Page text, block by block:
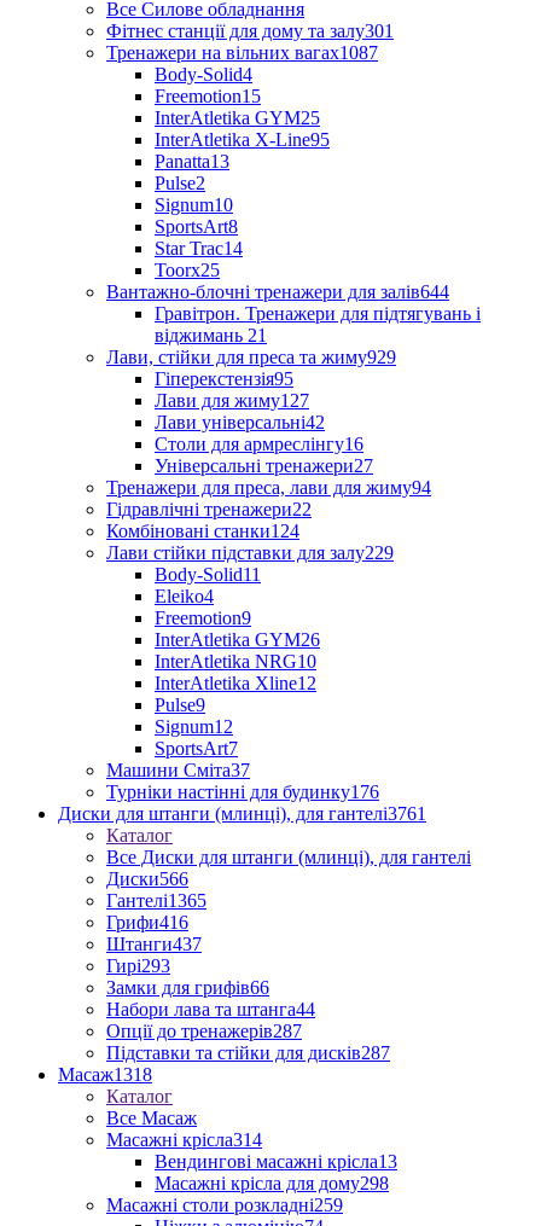
Все Силове обладнання
Фітнес станції для дому та залу301
Тренажери на вільних вагах1087
Body-Solid4
Freemotion15
InterAtletika GYM25
InterAtletika X-Line95
Panatta13
Pulse2
Signum10
SportsArt8
Star Trac14
Toorx25
Вантажно-блочні тренажери для залів644
Гравітрон. Тренажери для підтягувань і
віджимань 21
Лави, стійки для преса та жиму929
Гіперекстензія95
Лави для жиму127
Лави універсальні42
Столи для армреслінгу16
Універсальні тренажери27
Тренажери для преса, лави для жиму94
Гідравлічні тренажери22
Комбіновані станки124
Лави стійки підставки для залу229
Body-Solid11
Eleiko4
Freemotion9
InterAtletika GYM26
InterAtletika NRG10
InterAtletika Xline12
Pulse9
Signum12
SportsArt7
Машини Сміта37
Турніки настінні для будинку176
Диски для штанги (млинці), для гантелі3761
Каталог
Все Диски для штанги (млинці), для гантелі
Диски566
Гантелі1365
Грифи416
Штанги437
Гирі293
Замки для грифів66
Набори лава та штанга44
Опції до тренажерів287
Підставки та стійки для дисків287
Масаж1318
Каталог
Все Масаж
Масажні крісла314
Вендингові масажні крісла13
Масажні крісла для дому298
Масажні столи розкладні259